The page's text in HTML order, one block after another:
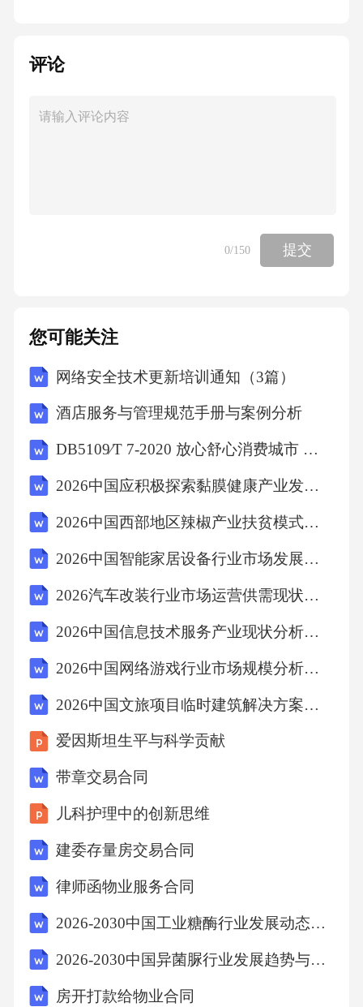
旋律结构，探索通感在审美体验中的共性规
例美学如何影响高级定制服装的廓形设计，理
细节处理分析光影微表情研究摄影作品中的高
光衰减曲线和阴影渐变，掌握光源性质对物体
理暗示的作用机制。02负空间运用边缘过渡技
巧观察古典油画中物体边缘的虚实处理，学习
如何通过柔化或锐化边界控制画面焦点层次。0
物品的摆放位置、色彩搭配和光影效果，刻意
营造不同风格的视觉层次，例如利用书架分隔
空间或通过绿植增加自然感，培养对三维空间
的审美感知力。生活场景重构练习细节质感对
属、织物）进行组合观察，分析其触感与视觉
关联性，理解材质对比如何影响整体氛围的和
谐度。动态场景模拟在特定时间段内改变环境
元素（如更换窗帘、移动装饰画），记录不同
布局下心理感受的变化，建立动态审美评估体
系。视觉日记记录法主题化影像收集每日围绕
特定主题（如“圆形元素”“冷色调瞬间”）拍摄或
手绘记录，后期分类整理并分析重复出现的视
将同一对象的照片、素描、文字描述并列记
录，比较不同表现形式对情感传递的差异，深
化对形式与内容关系的理解。情绪色彩图谱用
色块标注每日主导情绪及对应环境色彩，长期
积累后形成情绪-色彩关联数据库，指导未来创
作中的色彩运用策略。创意组合实验随机选取
评论
0/150 提交
您可能关注
网络安全技术更新培训通知（3篇）
酒店服务与管理规范手册与案例分析
DB5109∕T 7-2020 放心舒心消费城市 测评模型和方法指南
2026中国应积极探索黏膜健康产业发展新模式
2026中国西部地区辣椒产业扶贫模式与可持续发展报告
2026中国智能家居设备行业市场发展潜力与投资战略规划分析研究报告
2026汽车改装行业市场运营供需现状及企业投资规划分析报告
2026中国信息技术服务产业现状分析及前景规划
2026中国网络游戏行业市场规模分析及商业化潜力深度调研
2026中国文旅项目临时建筑解决方案市场容量预测报告
爱因斯坦生平与科学贡献
带章交易合同
儿科护理中的创新思维
建委存量房交易合同
律师函物业服务合同
2026-2030中国工业糖酶行业发展动态与需求前景预测报告
2026-2030中国异菌脲行业发展趋势与需求前景预测报告
房开打款给物业合同